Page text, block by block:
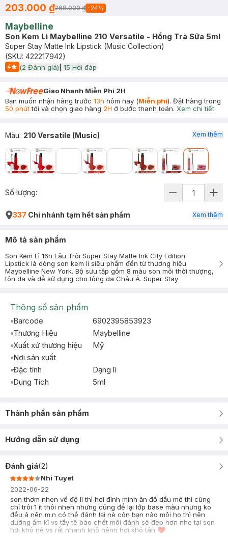
203.000 ₫268.000 ₫ -24%
Maybelline
Son Kem Lì Maybelline 210 Versatile - Hồng Trà Sữa 5ml
Super Stay Matte Ink Lipstick (Music Collection)
(SKU: 422217942)
4
Start Icon
(2 Đánh giá) 15 Hỏi đáp
Giao Nhanh Miễn Phí 2H
Bạn muốn nhận hàng trước 13h hôm nay (Miễn phí). Đặt hàng trong
50 phúttới và chọn giao hàng 2H ở bước thanh toán. Xem chi tiết
Màu: 210 Versatile (Music) Xem thêm
Số lượng:
337 Chi nhánh tạm hết sản phẩm Xem thêm
Mô tả sản phẩm
Son Kem Lì 16h Lâu Trôi Super Stay Matte Ink City Edition
Lipstick là dòng son kem lì siêu phẩm đến từ thương hiệu
Maybelline New York. Bộ sưu tập gồm 8 màu son môi thời thượng,
tôn da và dễ sử dụng cho tông da Châu Á. Super Stay
Thông số sản phẩm
Barcode
6902395853923
Thương Hiệu
Maybelline
Xuất xứ thương hiệu
Mỹ
Nơi sản xuất
Đặc tính
Dạng lì
Dung Tích
5ml
Thành phần sản phẩm
Hướng dẫn sử dụng
Đánh giá(2)
Nhi Tuyet
2022-06-22
son thơm nhen về độ lì thì hơi đỉnh mình ăn đồ dầu mỡ thì cũng
chỉ trôi 1 ít thôi nhen nhưng cũng để lại lớp base màu nhưng ko
đều á nên m.n có thể đánh lại nè còn bạn nào môi ho thì nên
dưỡng ẩm kĩ vs tẩy tế bào chết môi đánh sẽ đẹp hơn nhe tại son
hơi khô nè vs rất nhanh khô nênn hơi khó tán ❤